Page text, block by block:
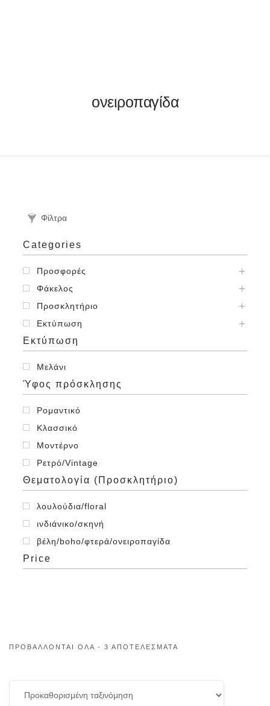
ονειροπαγίδα
Φίλτρα
Categories
Προσφορές
Φάκελος
Προσκλητήριο
Εκτύπωση
Εκτύπωση
Μελάνι
Ύφος πρόσκλησης
Ρομαντικό
Κλασσικό
Μοντέρνο
Ρετρό/Vintage
Θεματολογία (Προσκλητήριο)
λουλούδια/floral
ινδιάνικο/σκηνή
βέλη/boho/φτερά/ονειροπαγίδα
Price
ΠΡΟΒΆΛΛΟΝΤΑΙ ΌΛΑ - 3 ΑΠΟΤΕΛΈΣΜΑΤΑ